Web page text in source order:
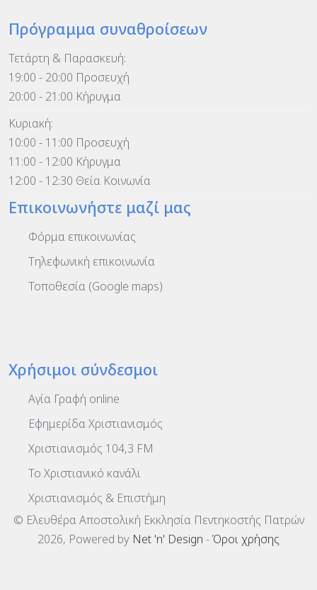
Πρόγραμμα συναθροίσεων
Τετάρτη & Παρασκευή:
19:00 - 20:00 Προσευχή
20:00 - 21:00 Κήρυγμα
Κυριακή:
10:00 - 11:00 Προσευχή
11:00 - 12:00 Κήρυγμα
12:00 - 12:30 Θεία Κοινωνία
Επικοινωνήστε μαζί μας
Φόρμα επικοινωνίας
Τηλεφωνική επικοινωνία
Τοποθεσία (Google maps)
Χρήσιμοι σύνδεσμοι
Αγία Γραφή online
Εφημερίδα Χριστιανισμός
Χριστιανισμός 104,3 FM
To Χριστιανικό κανάλι
Χριστιανισμός & Επιστήμη
© Ελευθέρα Αποστολική Εκκλησία Πεντηκοστής Πατρών
2026, Powered by Net 'n' Design -Όροι χρήσης